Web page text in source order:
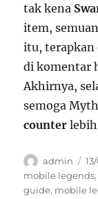
tak kena
item,
itu, terapkan
di komentar
Akhirnya,
semoga
counter
Author
admin
on
mobile legends,
guide, mobile